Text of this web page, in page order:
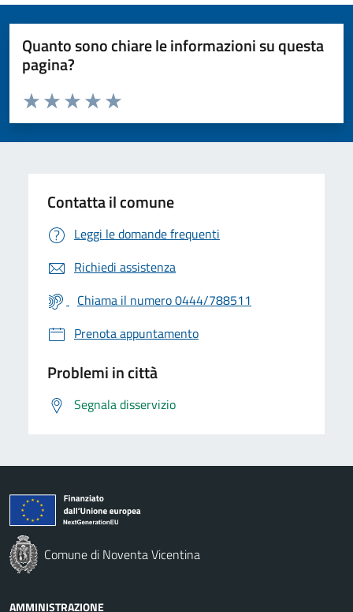
Quanto sono chiare le informazioni su questa
pagina?
Valuta da 1 a 5 stelle la pagina
Valuta 5 stelle su 5
Valuta 4 stelle su 5
Valuta 3 stelle su 5
Valuta 2 stelle su 5
Valuta 1 stelle su 5
Contatta il comune
Leggi le domande frequenti
Richiedi assistenza
Chiama il numero 0444/788511
Prenota appuntamento
Problemi in città
Segnala disservizio
Comune di Noventa Vicentina
AMMINISTRAZIONE